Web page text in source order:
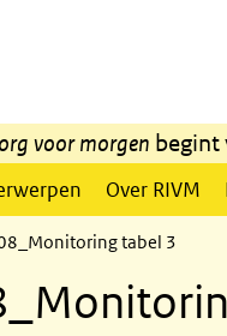
voor morgen begint
Over RIVM
tabel 3